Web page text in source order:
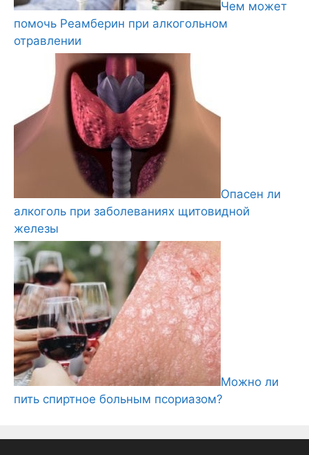
Чем может
помочь Реамберин при алкогольном
отравлении
Опасен ли
алкоголь при заболеваниях щитовидной
железы
Можно ли
пить спиртное больным псориазом?